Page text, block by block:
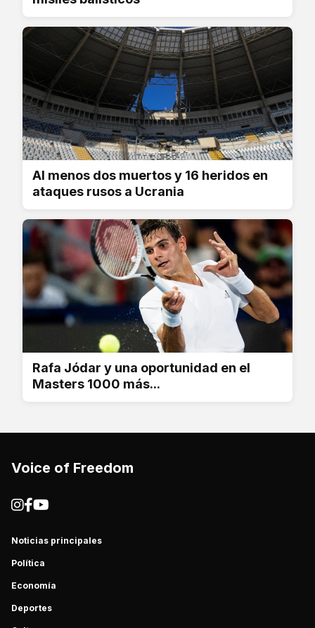
Al menos dos muertos y 16 heridos en
ataques rusos a Ucrania
Rafa Jódar y una oportunidad en el
Masters 1000 más...
Voice of Freedom
Noticias principales
Política
Economía
Deportes